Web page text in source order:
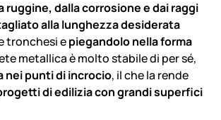
ruggine, dalla corrosione e dai raggi
alla lunghezza desiderata
tronchesi epiegandolo nella forma
metallica è molto stabile di per sé,
nei punti di incrocio, il che la rende
di edilizia con grandi superfici